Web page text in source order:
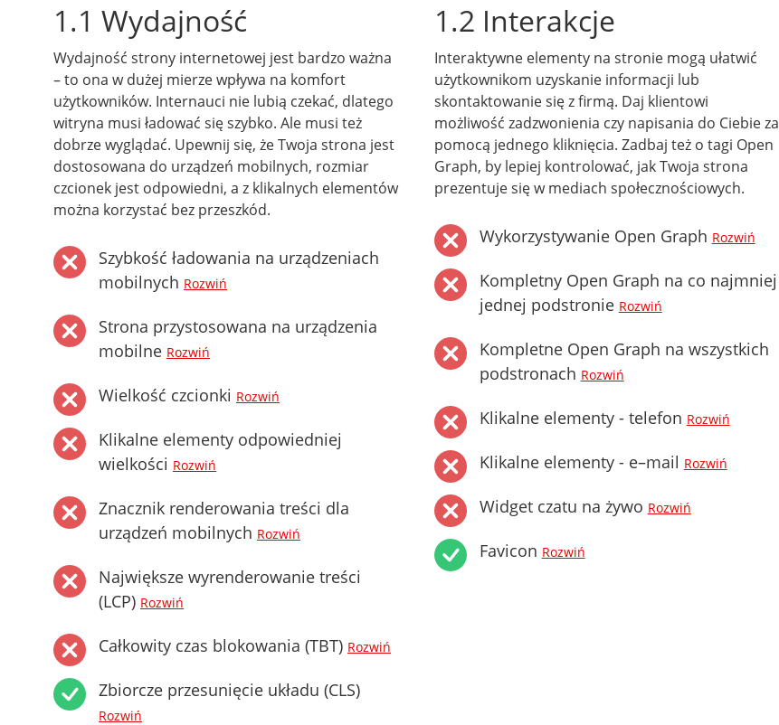
1.1 Wydajność
Wydajność strony internetowej jest bardzo ważna
– to ona w dużej mierze wpływa na komfort
użytkowników. Internauci nie lubią czekać, dlatego
witryna musi ładować się szybko. Ale musi też
dobrze wyglądać. Upewnij się, że Twoja strona jest
dostosowana do urządzeń mobilnych, rozmiar
czcionek jest odpowiedni, a z klikalnych elementów
można korzystać bez przeszkód.
Szybkość ładowania na urządzeniach
mobilnych Rozwiń
Strona przystosowana na urządzenia
mobilne Rozwiń
Wielkość czcionki Rozwiń
Klikalne elementy odpowiedniej
wielkości Rozwiń
Znacznik renderowania treści dla
urządzeń mobilnych Rozwiń
Największe wyrenderowanie treści
(LCP) Rozwiń
Całkowity czas blokowania (TBT) Rozwiń
Zbiorcze przesunięcie układu (CLS)
Rozwiń
1.2 Interakcje
Interaktywne elementy na stronie mogą ułatwić
użytkownikom uzyskanie informacji lub
skontaktowanie się z firmą. Daj klientowi
możliwość zadzwonienia czy napisania do Ciebie za
pomocą jednego kliknięcia. Zadbaj też o tagi Open
Graph, by lepiej kontrolować, jak Twoja strona
prezentuje się w mediach społecznościowych.
Wykorzystywanie Open Graph Rozwiń
Kompletny Open Graph na co najmniej
jednej podstronie Rozwiń
Kompletne Open Graph na wszystkich
podstronach Rozwiń
Klikalne elementy - telefon Rozwiń
Klikalne elementy - e–mail Rozwiń
Widget czatu na żywo Rozwiń
Favicon Rozwiń